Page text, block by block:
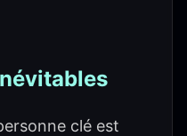
clé est